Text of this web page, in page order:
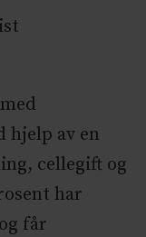
hjelp av en
cellegift og
har
får